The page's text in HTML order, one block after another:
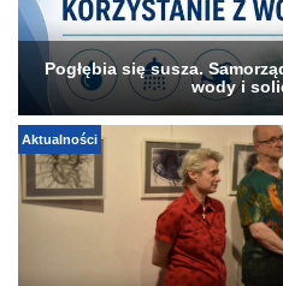
Pogłębia się susza.
wody i
Aktualności